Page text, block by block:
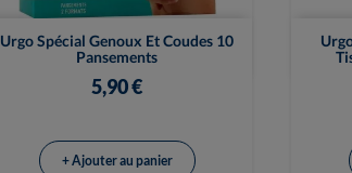
Urgo Spécial Genoux Et Coudes 10
Pansements
5,90 €
 Vue rapide
+ Ajouter au panier